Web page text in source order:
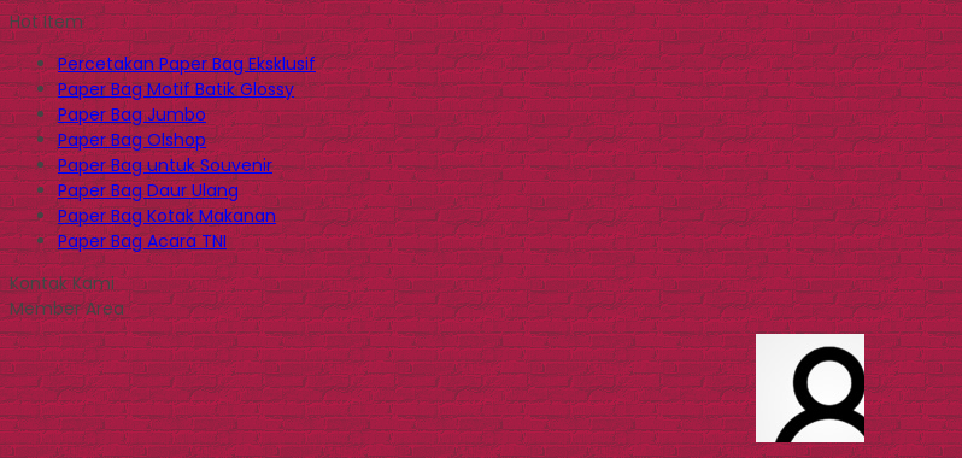
Hot Item
Percetakan Paper Bag Eksklusif
Paper Bag Motif Batik Glossy
Paper Bag Jumbo
Paper Bag Olshop
Paper Bag untuk Souvenir
Paper Bag Daur Ulang
Paper Bag Kotak Makanan
Paper Bag Acara TNI
Kontak Kami
Member Area